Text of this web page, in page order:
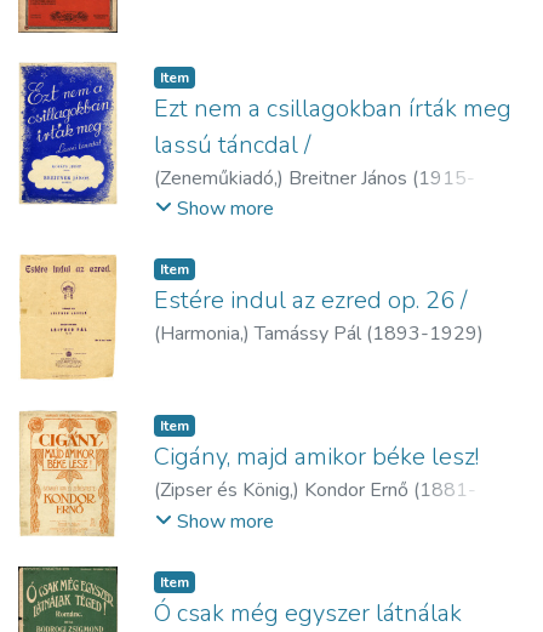
Item
Ezt nem a csillagokban írták meg
lassú táncdal /
(Zeneműkiadó,) Breitner János (1915-
1987)
Show more
Item
Estére indul az ezred op. 26 /
(Harmonia,)Tamássy Pál (1893-1929)
Item
Cigány, majd amikor béke lesz!
(Zipser és König,) Kondor Ernő (1881-
1951)
Show more
Item
Ó csak még egyszer látnálak